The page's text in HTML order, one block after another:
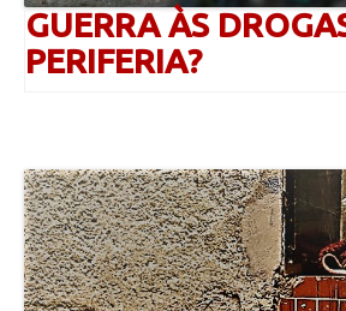
GUERRA ÀS
PERIFERIA?